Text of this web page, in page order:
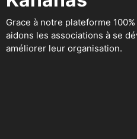
Grace à notre plateforme
aidons les associations à se
améliorer leur organisation.